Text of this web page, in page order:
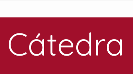
Cátedra